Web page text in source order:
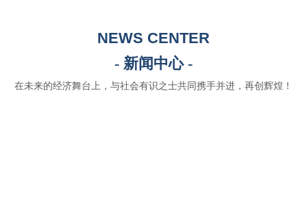
NEWS CENTER
- 新闻中心 -
在未来的经济舞台上，与社会有识之士共同携手并进，再创辉煌！